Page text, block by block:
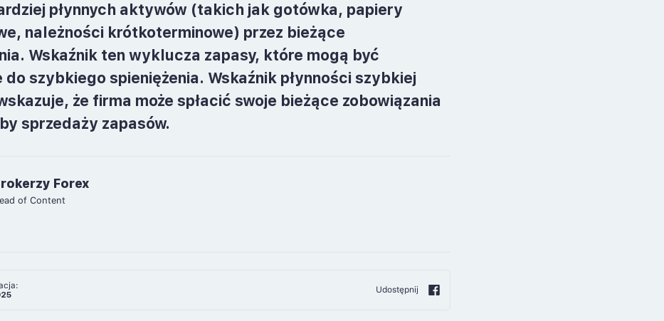
płynnych aktywów (takich jak gotówka, papiery
należności krótkoterminowe) przez bieżące
Wskaźnik ten wyklucza zapasy, które mogą być
do szybkiego spieniężenia. Wskaźnik płynności szybkiej
że firma może spłacić swoje bieżące zobowiązania
sprzedaży zapasów.
Forex
of Content
Udostępnij